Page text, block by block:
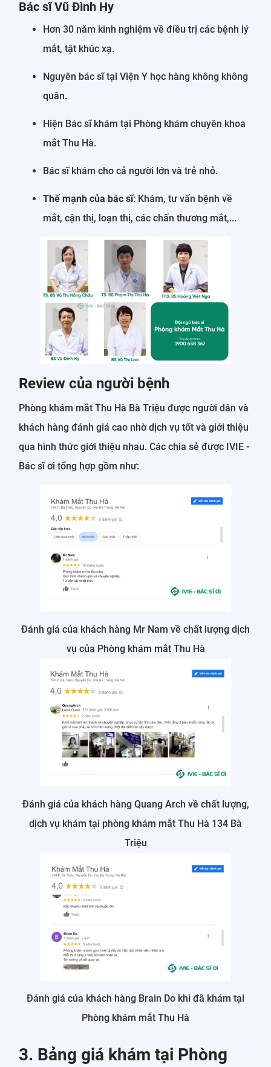
Bác sĩ Vũ Đình Hy
Hơn 30 năm kinh nghiệm về điều trị các bệnh lý
mắt, tật khúc xạ.
Nguyên bác sĩ tại Viện Y học hàng không không
quân.
Hiện Bác sĩ khám tại Phòng khám chuyên khoa
mắt Thu Hà.
Bác sĩ khám cho cả người lớn và trẻ nhỏ.
Thế mạnh của bác sĩ: Khám, tư vấn bệnh về
mắt, cận thị, loạn thị, các chấn thương mắt,...
Review của người bệnh
Phòng khám mắt Thu Hà Bà Triệu được người dân và
khách hàng đánh giá cao nhờ dịch vụ tốt và giới thiệu
qua hình thức giới thiệu nhau. Các chia sẻ được IVIE -
Bác sĩ ơi tổng hợp gồm như:
Đánh giá của khách hàng Mr Nam về chất lượng dịch
vụ của Phòng khám mắt Thu Hà
Đánh giá của khách hàng Quang Arch về chất lượng,
dịch vụ khám tại phòng khám mắt Thu Hà 134 Bà
Triệu
Đánh giá của khách hàng Brain Do khi đã khám tại
Phòng khám mắt Thu Hà
3. Bảng giá khám tại Phòng